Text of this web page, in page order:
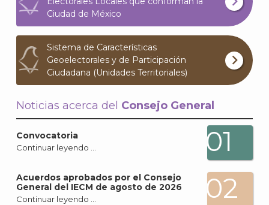
Ciudad de México
Sistema de Características
Geoelectorales y de Participación
Ciudadana (Unidades Territoriales)
Noticias acerca del Consejo General
Convocatoria
Continuar leyendo … 01
Acuerdos aprobados por el Consejo
General del IECM de agosto de 2026
Continuar leyendo … 02